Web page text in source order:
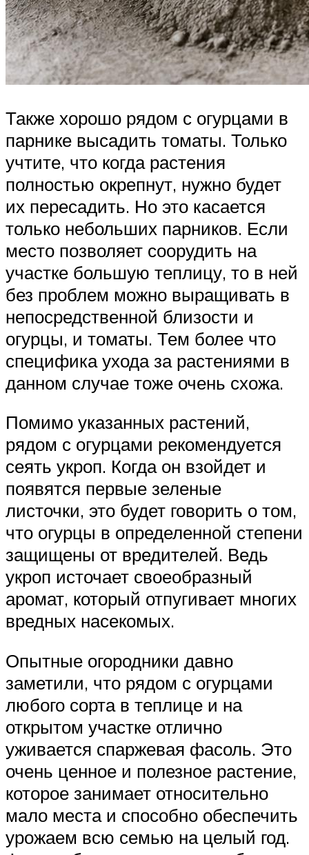
Также хорошо рядом с огурцами в
парнике высадить томаты. Только
учтите, что когда растения
полностью окрепнут, нужно будет
их пересадить. Но это касается
только небольших парников. Если
место позволяет соорудить на
участке большую теплицу, то в ней
без проблем можно выращивать в
непосредственной близости и
огурцы, и томаты. Тем более что
специфика ухода за растениями в
данном случае тоже очень схожа.
Помимо указанных растений,
рядом с огурцами рекомендуется
сеять укроп. Когда он взойдет и
появятся первые зеленые
листочки, это будет говорить о том,
что огурцы в определенной степени
защищены от вредителей. Ведь
укроп источает своеобразный
аромат, который отпугивает многих
вредных насекомых.
Опытные огородники давно
заметили, что рядом с огурцами
любого сорта в теплице и на
открытом участке отлично
уживается спаржевая фасоль. Это
очень ценное и полезное растение,
которое занимает относительно
мало места и способно обеспечить
урожаем всю семью на целый год.